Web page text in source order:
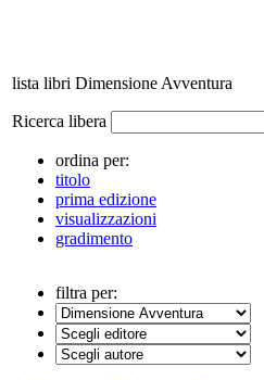
lista libri Dimensione Avventura
Ricerca libera
ordina per:
titolo
prima edizione
visualizzazioni
gradimento
filtra per: